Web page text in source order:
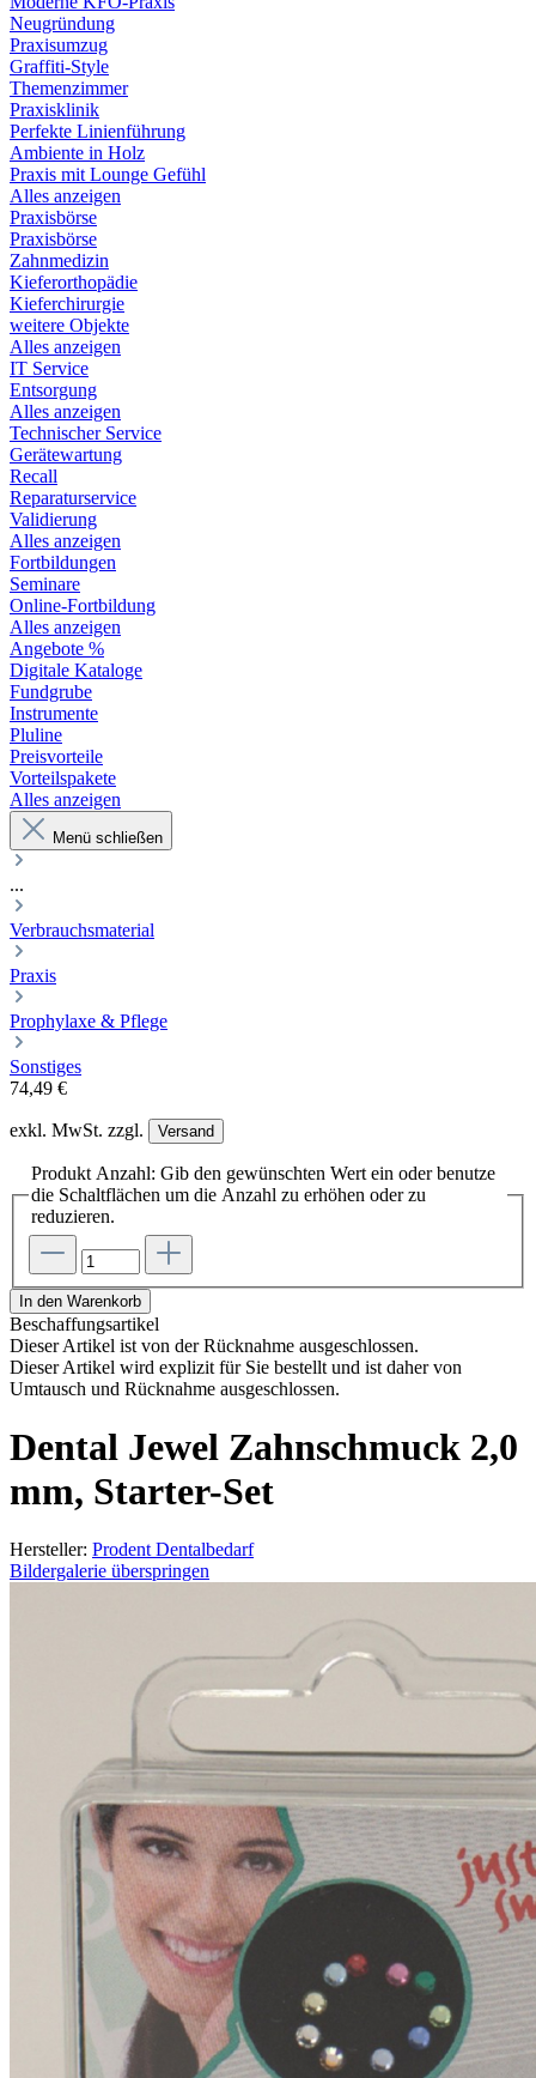
Neugründung
Praxisumzug
Graffiti-Style
Themenzimmer
Praxisklinik
Perfekte Linienführung
Ambiente in Holz
Praxis mit Lounge Gefühl
Alles anzeigen
Praxisbörse
Praxisbörse
Zahnmedizin
Kieferorthopädie
Kieferchirurgie
weitere Objekte
Alles anzeigen
IT Service
Entsorgung
Alles anzeigen
Technischer Service
Gerätewartung
Recall
Reparaturservice
Validierung
Alles anzeigen
Fortbildungen
Seminare
Online-Fortbildung
Alles anzeigen
Angebote %
Digitale Kataloge
Fundgrube
Instrumente
Pluline
Preisvorteile
Vorteilspakete
Alles anzeigen
Menü schließen
...
Verbrauchsmaterial
Praxis
Prophylaxe & Pflege
Sonstiges
74,49 €
exkl. MwSt. zzgl. Versand
Produkt Anzahl: Gib den gewünschten Wert ein oder benutze
die Schaltflächen um die Anzahl zu erhöhen oder zu
reduzieren.
In den Warenkorb
Beschaffungsartikel
Dieser Artikel ist von der Rücknahme ausgeschlossen.
Dieser Artikel wird explizit für Sie bestellt und ist daher von
Umtausch und Rücknahme ausgeschlossen.
Dental Jewel Zahnschmuck 2,0
mm, Starter-Set
Hersteller: Prodent Dentalbedarf
Bildergalerie überspringen